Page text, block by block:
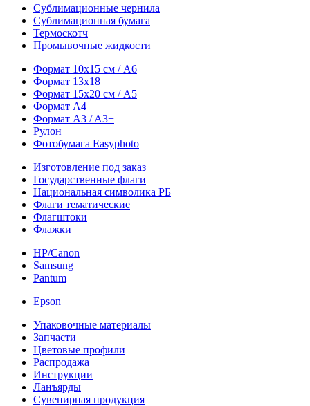
Сублимационные чернила
Сублимационная бумага
Термоскотч
Промывочные жидкости
Формат 10х15 см / A6
Формат 13х18
Формат 15х20 см / A5
Формат А4
Формат A3 / A3+
Рулон
Фотобумага Easyphoto
Изготовление под заказ
Государственные флаги
Национальная символика РБ
Флаги тематические
Флагштоки
Флажки
HP/Canon
Samsung
Pantum
Epson
Упаковочные материалы
Запчасти
Цветовые профили
Распродажа
Инструкции
Ланъярды
Сувенирная продукция